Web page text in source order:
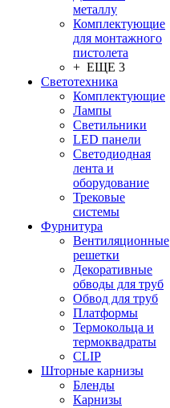
металлу
Комплектующие
для монтажного
пистолета
+ ЕЩЕ 3
Светотехника
Комплектующие
Лампы
Светильники
LED панели
Светодиодная
лента и
оборудование
Трековые
системы
Фурнитура
Вентиляционные
решетки
Декоративные
обводы для труб
Обвод для труб
Платформы
Термокольца и
термоквадраты
CLIP
Шторные карнизы
Бленды
Карнизы